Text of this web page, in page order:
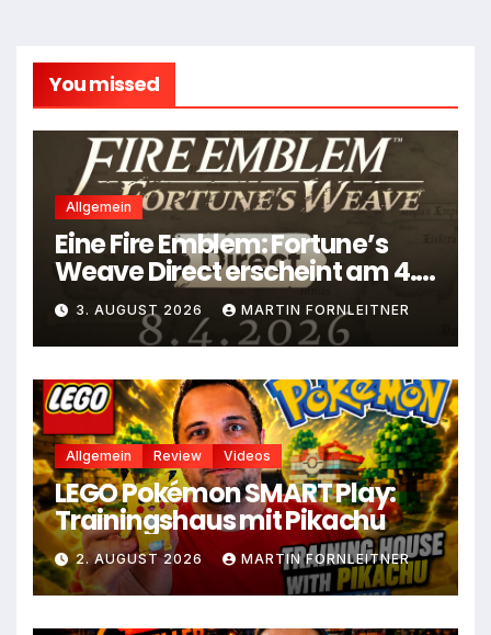
You missed
Allgemein
Eine Fire Emblem: Fortune’s
Weave Direct erscheint am 4.
August
3. AUGUST 2026 MARTIN FORNLEITNER
Allgemein Review Videos
LEGO Pokémon SMART Play:
Trainingshaus mit Pikachu
2. AUGUST 2026 MARTIN FORNLEITNER